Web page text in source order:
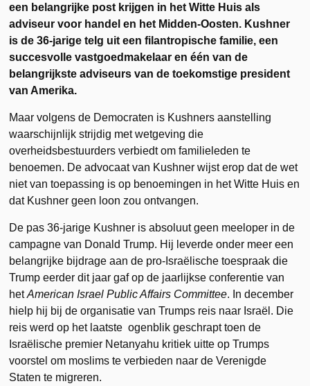
een belangrijke post krijgen in het Witte Huis als
adviseur voor handel en het Midden-Oosten. Kushner
is de 36-jarige telg uit een filantropische familie, een
succesvolle vastgoedmakelaar en één van de
belangrijkste adviseurs van de toekomstige president
van Amerika.
Maar volgens de Democraten is Kushners aanstelling
waarschijnlijk strijdig met wetgeving die
overheidsbestuurders verbiedt om familieleden te
benoemen. De advocaat van Kushner wijst erop dat de wet
niet van toepassing is op benoemingen in het Witte Huis en
dat Kushner geen loon zou ontvangen.
De pas 36-jarige Kushner is absoluut geen meeloper in de
campagne van Donald Trump. Hij leverde onder meer een
belangrijke bijdrage aan de pro-Israëlische toespraak die
Trump eerder dit jaar gaf op de jaarlijkse conferentie van
hetAmerican Israel Public Affairs Committee. In december
hielp hij bij de organisatie van Trumps reis naar Israël. Die
reis werd op het laatste ogenblik geschrapt toen de
Israëlische premier Netanyahu kritiek uitte op Trumps
voorstel om moslims te verbieden naar de Verenigde
Staten te migreren.